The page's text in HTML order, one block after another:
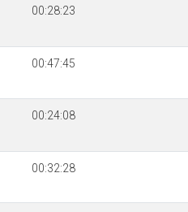
00:28:23
00:47:45
00:24:08
00:32:28